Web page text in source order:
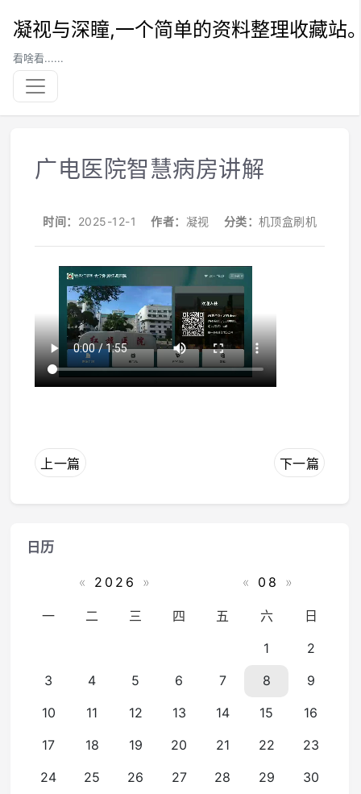
凝视与深瞳,一个简单的资料整理收藏站
看啥看......
广电医院智慧病房讲解
时间： 2025-12-1 作者： 凝视 分类： 机顶盒刷机
上一篇 下一篇
日历
« 2026 » « 08 »
一 二 三 四 五 六
日
1
2
3
4 5 6 7 8
9
10
11 12 13 14 15
16
17
18 19 20 21 22
23
24
25 26 27 28 29
30